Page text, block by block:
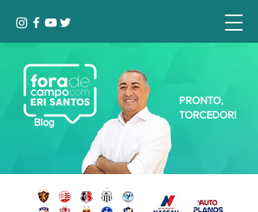
Blog
PRONTO,
TORCEDOR!